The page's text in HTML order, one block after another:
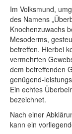
Im Volksmund,
des Namens
Knochenzuwachs
Mesoderms,
betreffen. Hierbei
vermehrten
dem betreffenden
genügend-
Ein echtes
bezeichnet.
Nach einer
kann ein